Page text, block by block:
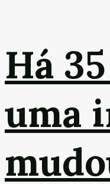
Há
uma